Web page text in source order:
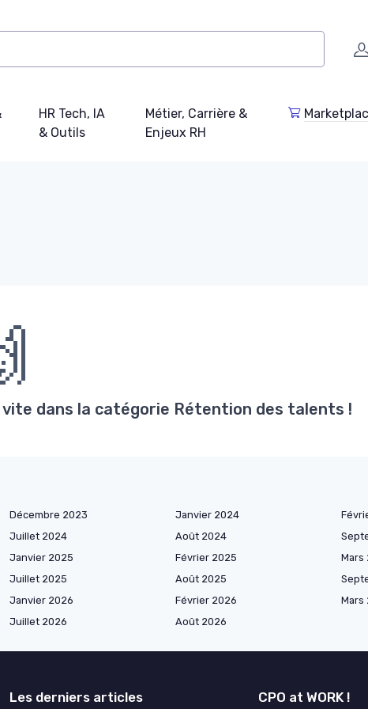
HR Tech, IA
& Outils
Métier, Carrière &
Enjeux RH
dans la catégorie Rétention des talents !
Décembre 2023 Janvier 2024
Juillet 2024 Août 2024
Janvier 2025 Février 2025
Mars
Juillet 2025 Août 2025
Janvier 2026 Février 2026
Mars
Juillet 2026 Août 2026
Les derniers articles CPO at WORK !